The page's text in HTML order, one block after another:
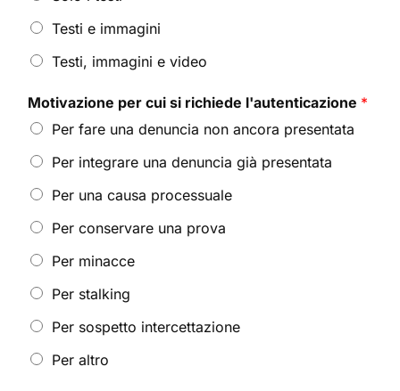
Testi e immagini
Testi, immagini e video
Motivazione per cui si richiede l'autenticazione *
Per fare una denuncia non ancora presentata
Per integrare una denuncia già presentata
Per una causa processuale
Per conservare una prova
Per minacce
Per stalking
Per sospetto intercettazione
Per altro